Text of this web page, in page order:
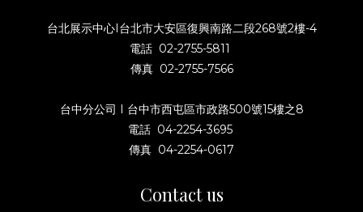
台北展示中心I台北市大安區復興南路二段268號2樓-4
電話 02-2755-5811
傳真 02-2755-7566
台中分公司 I 台中市西屯區市政路500號15樓之8
電話 04-2254-3695
傳真 04-2254-0617
Contact us